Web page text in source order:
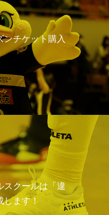
ンチケット購入
スクールは「違
ます！